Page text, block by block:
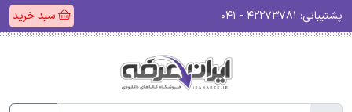
پشتیبانی: سبد خرید